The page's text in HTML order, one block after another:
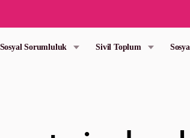
Sosyal Sorumluluk Sivil Toplum